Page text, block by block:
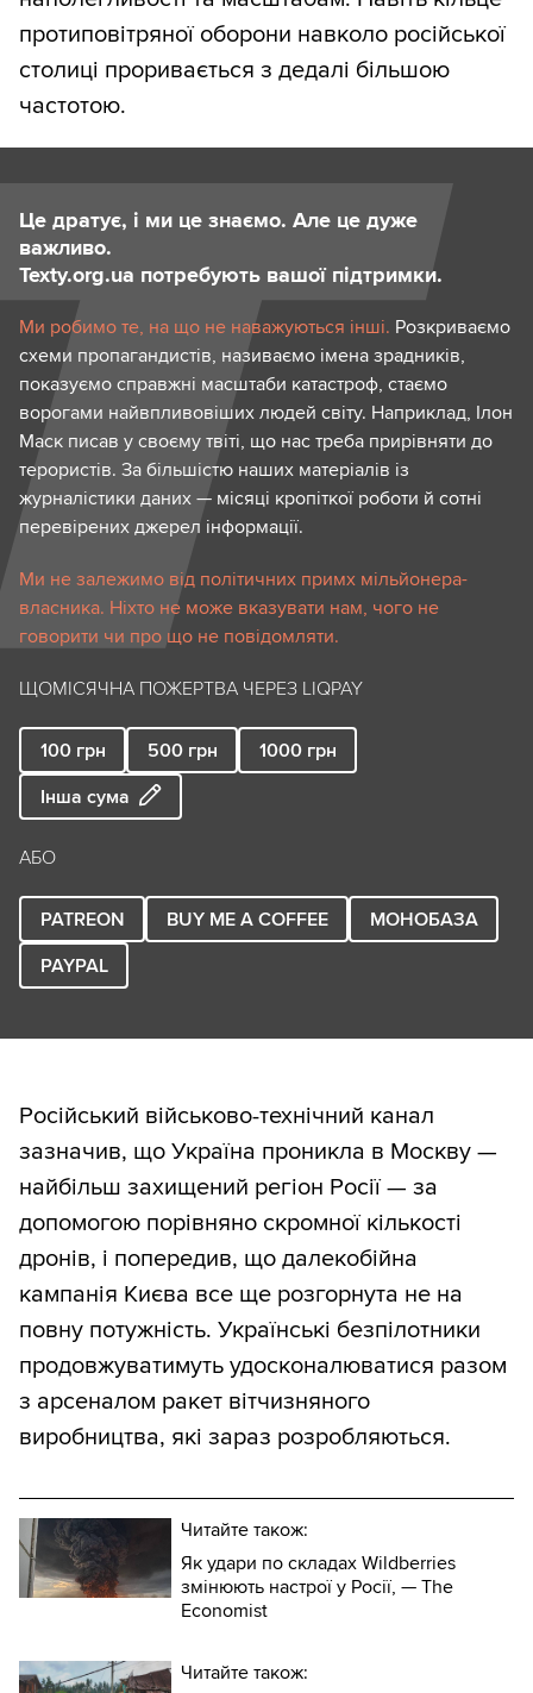
протиповітряної оборони навколо російської
столиці проривається з дедалі більшою
частотою.
Це дратує, і ми це знаємо. Але це дуже
важливо.
Texty.org.ua потребують вашої підтримки.
Ми робимо те, на що не наважуються інші. Розкриваємо
схеми пропагандистів, називаємо імена зрадників,
показуємо справжні масштаби катастроф, стаємо
ворогами найвпливовіших людей світу. Наприклад, Ілон
Маск писав у своєму твіті, що нас треба прирівняти до
терористів. За більшістю наших матеріалів із
журналістики даних — місяці кропіткої роботи й сотні
перевірених джерел інформації.
Ми не залежимо від політичних примх мільйонера-
власника. Ніхто не може вказувати нам, чого не
говорити чи про що не повідомляти.
ЩОМІСЯЧНА ПОЖЕРТВА ЧЕРЕЗ LIQPAY
100 грн 500 грн 1000 грн
Інша сума
АБО
PATREON BUY ME A COFFEE
МОНОБАЗА
PAYPAL
Російський військово-технічний канал
зазначив, що Україна проникла в Москву —
найбільш захищений регіон Росії — за
допомогою порівняно скромної кількості
дронів, і попередив, що далекобійна
кампанія Києва все ще розгорнута не на
повну потужність. Українські безпілотники
продовжуватимуть удосконалюватися разом
з арсеналом ракет вітчизняного
виробництва, які зараз розробляються.
Читайте також:
Як удари по складах Wildberries
змінюють настрої у Росії, — The
Economist
Читайте також: